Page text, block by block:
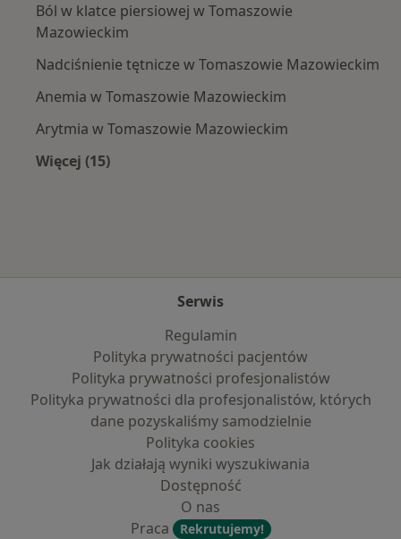
Ból w klatce piersiowej w Tomaszowie
Mazowieckim
Nadciśnienie tętnicze w Tomaszowie Mazowieckim
Anemia w Tomaszowie Mazowieckim
Arytmia w Tomaszowie Mazowieckim
Więcej (15)
Serwis
Regulamin
Polityka prywatności pacjentów
Polityka prywatności profesjonalistów
Polityka prywatności dla profesjonalistów, których
dane pozyskaliśmy samodzielnie
Polityka cookies
Jak działają wyniki wyszukiwania
Dostępność
O nas
Praca
Rekrutujemy!